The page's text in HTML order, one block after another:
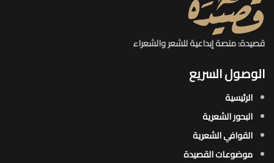
قصيدة: منصة إبداعية للشعر والشعراء
الوصول السريع
الرئيسية
البحور الشعرية​
القوافي الشعرية​
موضوعات القصيدة​